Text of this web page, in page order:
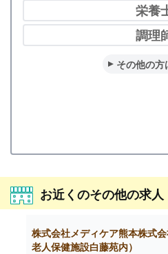
栄養
調理
その他の方
お近くのその他の求人
株式会社メディケア熊本株式
老人保健施設白藤苑内）